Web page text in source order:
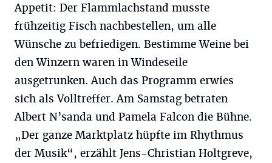
Appetit: Der Flammlachstand musste
frühzeitig Fisch nachbestellen, um alle
Wünsche zu befriedigen. Bestimme Weine bei
den Winzern waren in Windeseile
ausgetrunken. Auch das Programm erwies
sich als Volltreffer. Am Samstag betraten
Albert N’sanda und Pamela Falcon die Bühne.
„Der ganze Marktplatz hüpfte im Rhythmus
der Musik“, erzählt Jens-Christian Holtgreve,